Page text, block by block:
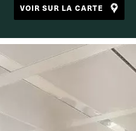
SUCHAUFTRAG
CAPITAL MARKET
NÜTZLICHE LINKS
VOIR SUR LA CARTE